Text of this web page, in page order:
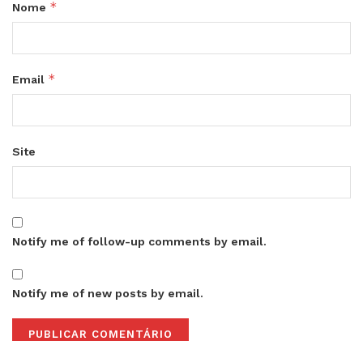
Nome *
Email *
Site
Notify me of follow-up comments by email.
Notify me of new posts by email.